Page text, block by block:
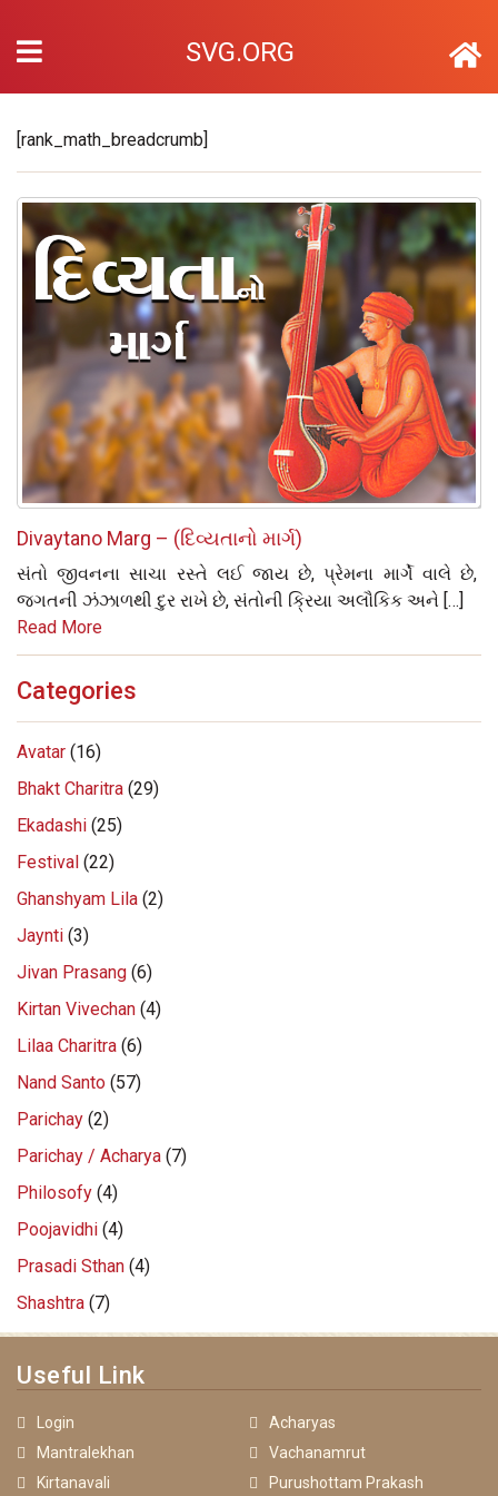
SVG.ORG
[rank_math_breadcrumb]
Divaytano Marg – (દિવ્યતાનો માર્ગ)
સંતો જીવનના સાચા રસ્તે લઈ જાય છે, પ્રેમના માર્ગે વાલે છે,
જગતની ઝંઝાળથી દુર રાખે છે, સંતોની ક્રિયા અલૌકિક અને […]
Read More
Categories
Avatar (16)
Bhakt Charitra (29)
Ekadashi (25)
Festival (22)
Ghanshyam Lila (2)
Jaynti (3)
Jivan Prasang (6)
Kirtan Vivechan (4)
Lilaa Charitra (6)
Nand Santo (57)
Parichay (2)
Parichay / Acharya (7)
Philosofy (4)
Poojavidhi (4)
Prasadi Sthan (4)
Shashtra (7)
Useful Link
Login
Acharyas
Mantralekhan
Vachanamrut
Kirtanavali
Purushottam Prakash